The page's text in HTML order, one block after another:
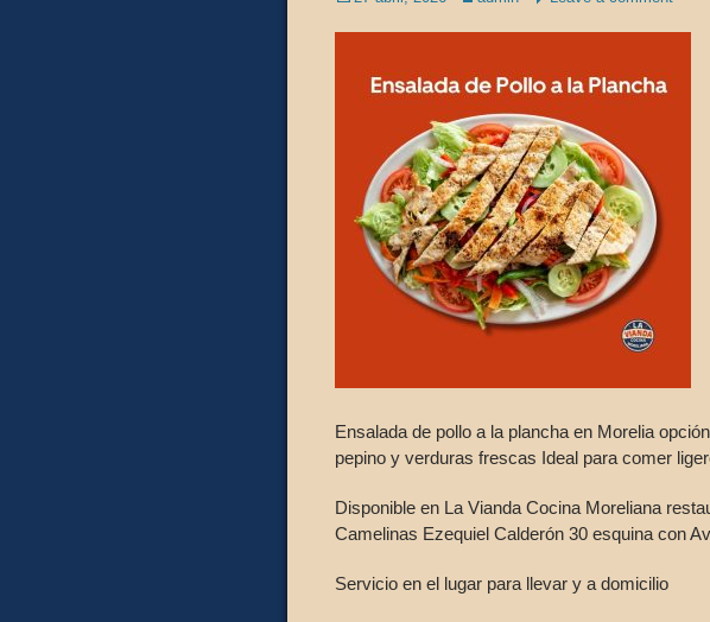
Ensalada de pollo a la plancha en Morelia
pepino y verduras frescas Ideal para comer
Disponible en La Vianda Cocina Moreliana
Camelinas Ezequiel Calderón 30 esquina con
Servicio en el lugar para llevar y a domicilio